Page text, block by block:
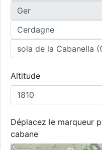
Altitude
Déplacez le marqueur
cabane